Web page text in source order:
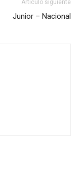
Artículo siguiente
Junior – Nacional